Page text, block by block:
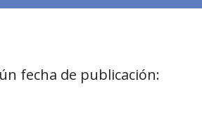
fecha de publicación: